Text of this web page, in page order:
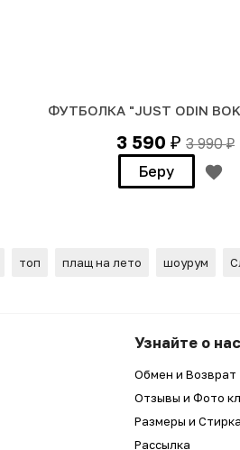
ФУТБОЛКА "JUST ODIN
3 590 ₽ 3 990₽
Беру
топ плащ на лето шоурум
Узнайте о нас
Обмен и Возврат
Отзывы и Фото
Размеры и Стирка
Рассылка